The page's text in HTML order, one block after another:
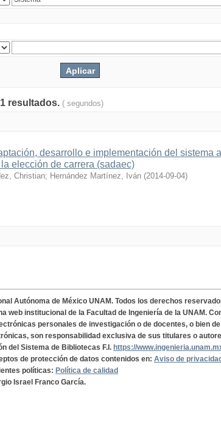
resultados. ( segundos)
desarrollo e implementación del sistema
elección de carrera (sadaec)
Christian; Hernández Martínez, Iván (2014-09-04)
Autónoma de México UNAM. Todos los derechos
web institucional de la Facultad de Ingeniería de la UNAM.
personales de investigación o de docentes, o bien
son responsabilidad exclusiva de sus titulares o
del Sistema de Bibliotecas F.I. https://
de protección de datos contenidos en: Aviso de
políticas: Política de calidad
Israel Franco García.